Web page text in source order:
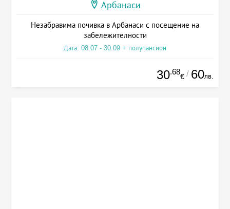
Арбанаси
Незабравима почивка в Арбанаси с посещение на
забележителности
Дата: 08.07 - 30.09 + полупансион
30.68
€ / 60лв.